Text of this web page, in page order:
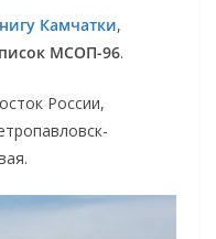
Камчатки,
МСОП-96.
России,